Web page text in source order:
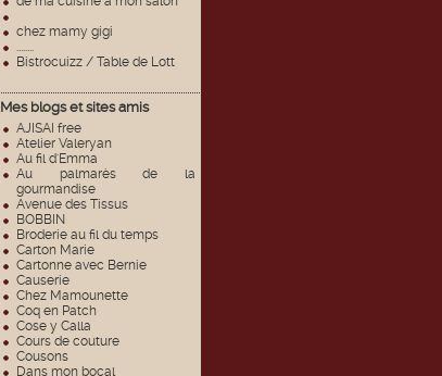
chez mamy gigi
........
Bistrocuizz / Table de Lott
Mes blogs et sites amis
AJISAI free
Atelier Valeryan
Au fil d'Emma
Au palmarès de la
gourmandise
Avenue des Tissus
BOBBIN
Broderie au fil du temps
Carton Marie
Cartonne avec Bernie
Causerie
Chez Mamounette
Coq en Patch
Cose y Calla
Cours de couture
Cousons
Dans mon bocal